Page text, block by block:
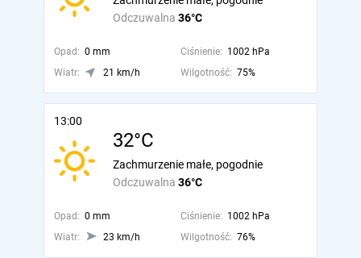
Odczuwalna 36°C
Opad: 0 mm Ciśnienie: 1002 hPa
Wiatr:
21 km/h Wilgotność: 75%
13:00
32°C
Odczuwalna 36°C
Zachmurzenie małe, pogodnie
Opad: 0 mm Ciśnienie: 1002 hPa
Wiatr:
23 km/h Wilgotność: 76%